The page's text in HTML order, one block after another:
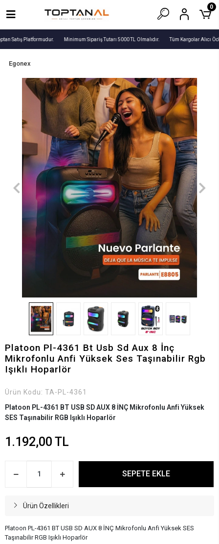
Satış Platformudur. Minimum Sipariş Tutarı 5000 TL Olmalıdır. Tüm Kargolar Alıcı
0
Egonex
Platoon Pl-4361 Bt Usb Sd Aux 8 İnç
Mikrofonlu Anfi Yüksek Ses Taşınabilir Rgb
Işıklı Hoparlör
Ürün Kodu: TA-PL-4361
Platoon PL-4361 BT USB SD AUX 8 İNÇ Mikrofonlu Anfi Yüksek
SES Taşınabilir RGB Işıklı Hoparlör
1.192,00 TL
SEPETE EKLE
Ürün Özellikleri
Platoon PL-4361 BT USB SD AUX 8 İNÇ Mikrofonlu Anfi Yüksek SES
Taşınabilir RGB Işıklı Hoparlör